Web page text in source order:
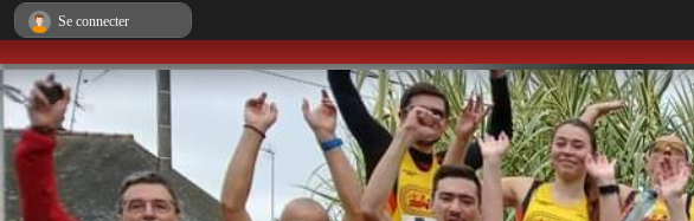
Se connecter
Panneau de gestion des cookies